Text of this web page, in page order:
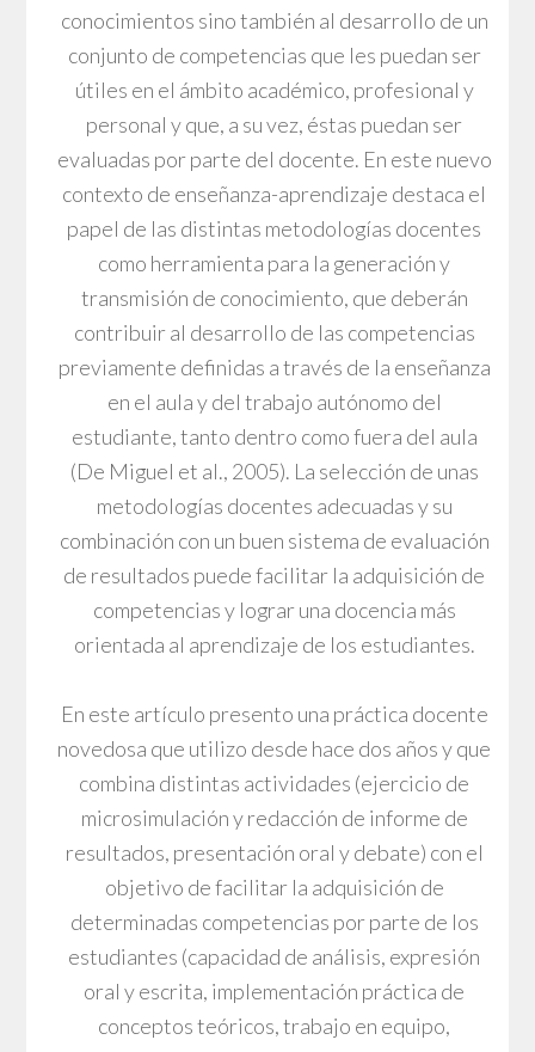
conocimientos sino también al desarrollo de un
conjunto de competencias que les puedan ser
útiles en el ámbito académico, profesional y
personal y que, a su vez, éstas puedan ser
evaluadas por parte del docente. En este nuevo
contexto de enseñanza-aprendizaje destaca el
papel de las distintas metodologías docentes
como herramienta para la generación y
transmisión de conocimiento, que deberán
contribuir al desarrollo de las competencias
previamente definidas a través de la enseñanza
en el aula y del trabajo autónomo del
estudiante, tanto dentro como fuera del aula
(De Miguel et al., 2005). La selección de unas
metodologías docentes adecuadas y su
combinación con un buen sistema de evaluación
de resultados puede facilitar la adquisición de
competencias y lograr una docencia más
orientada al aprendizaje de los estudiantes.
En este artículo presento una práctica docente
novedosa que utilizo desde hace dos años y que
combina distintas actividades (ejercicio de
microsimulación y redacción de informe de
resultados, presentación oral y debate) con el
objetivo de facilitar la adquisición de
determinadas competencias por parte de los
estudiantes (capacidad de análisis, expresión
oral y escrita, implementación práctica de
conceptos teóricos, trabajo en equipo,